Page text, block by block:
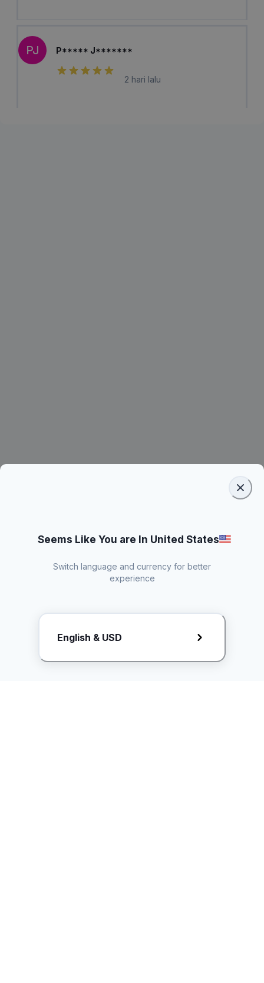
Request Rate Card
Butuh konten khusus? Kirim request ke creator!
PJ P***** J*******
2 hari lalu
Seems Like You are In United States
Switch language and currency for better
experience
English & USD